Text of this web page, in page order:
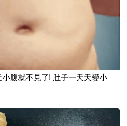
腹就不見了! 肚子一天天變小！